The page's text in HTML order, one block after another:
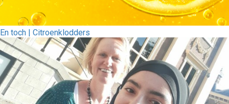
En toch | Citroenklodders